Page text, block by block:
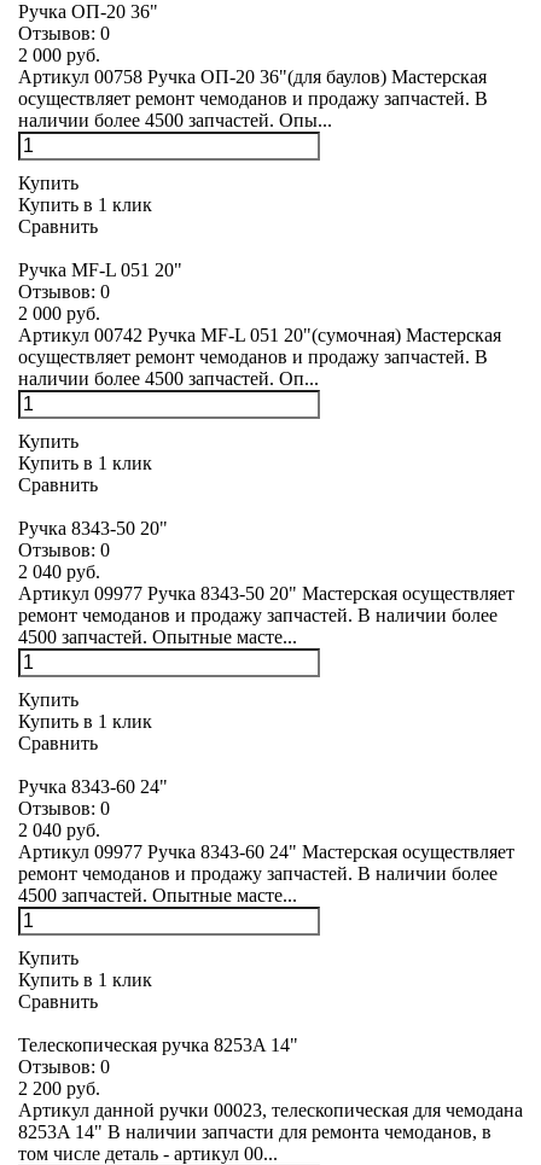
Ручка ОП-20 36"
Отзывов: 0
2 000 руб.
Артикул 00758 Ручка ОП-20 36"(для баулов) Мастерская
осуществляет ремонт чемоданов и продажу запчастей. В
наличии более 4500 запчастей. Опы...
Купить
Купить в 1 клик
Сравнить
Ручка MF-L 051 20"
Отзывов: 0
2 000 руб.
Артикул 00742 Ручка MF-L 051 20"(сумочная) Мастерская
осуществляет ремонт чемоданов и продажу запчастей. В
наличии более 4500 запчастей. Оп...
Купить
Купить в 1 клик
Сравнить
Ручка 8343-50 20"
Отзывов: 0
2 040 руб.
Артикул 09977 Ручка 8343-50 20" Мастерская осуществляет
ремонт чемоданов и продажу запчастей. В наличии более
4500 запчастей. Опытные масте...
Купить
Купить в 1 клик
Сравнить
Ручка 8343-60 24"
Отзывов: 0
2 040 руб.
Артикул 09977 Ручка 8343-60 24" Мастерская осуществляет
ремонт чемоданов и продажу запчастей. В наличии более
4500 запчастей. Опытные масте...
Купить
Купить в 1 клик
Сравнить
Телескопическая ручка 8253A 14"
Отзывов: 0
2 200 руб.
Артикул данной ручки 00023, телескопическая для чемодана
8253A 14" В наличии запчасти для ремонта чемоданов, в
том числе деталь - артикул 00...